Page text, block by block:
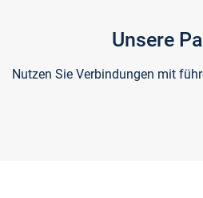
Unsere
Nutzen Sie Verbindungen mit